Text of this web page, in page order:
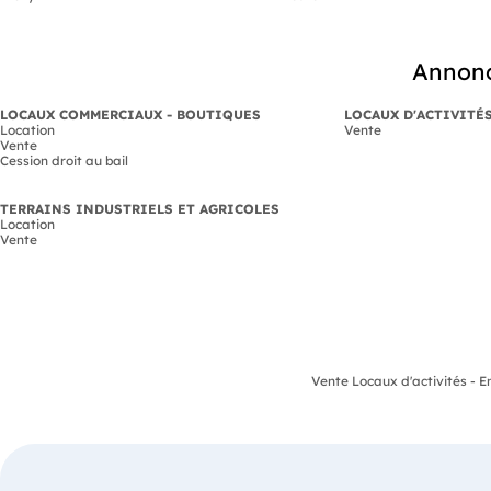
LOCAUX COMMERCIAUX - BOUTIQUES
Location
Vente
Cession droit au bail
LOCAUX
Vente
TERRAINS INDUSTRIELS ET AGRICOLES
Location
Vente
Vente Locaux d'activités -